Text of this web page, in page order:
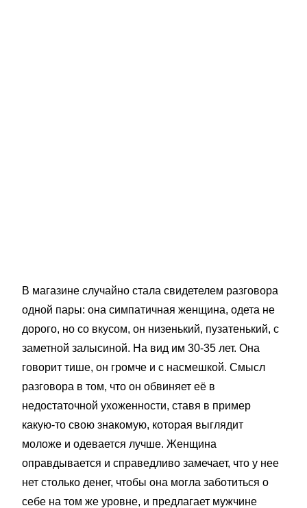
В магазине случайно стала свидетелем разговора
одной пары: она симпатичная женщина, одета не
дорого, но со вкусом, он низенький, пузатенький, с
заметной залысиной. На вид им 30-35 лет. Она
говорит тише, он громче и с насмешкой. Смысл
разговора в том, что он обвиняет её в
недостаточной ухоженности, ставя в пример
какую-то свою знакомую, которая выглядит
моложе и одевается лучше. Женщина
оправдывается и справедливо замечает, что у нее
нет столько денег, чтобы она могла заботиться о
себе на том же уровне, и предлагает мужчине